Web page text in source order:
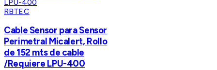
RBTEC
Cable Sensor para Sensor
Perimetral Micalert, Rollo
de 152 mts de cable
/Requiere LPU-400